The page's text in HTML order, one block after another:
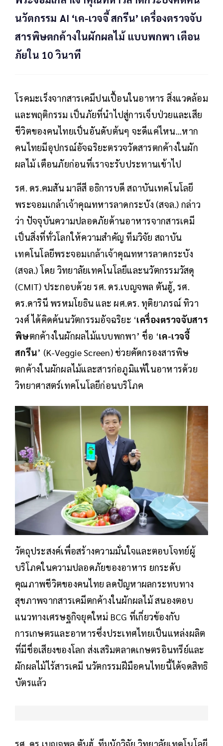
นวัตกรรม AI ‘เค-เวจจี้ สกรีน’ เครื่องตรวจจับ
สารพิษตกค้างในผักผลไม้ แบบพกพา เตือน
ภัยใน 10 วินาที
โรคมะเร็งจากสารเคมีปนเปื้อนในอาหาร สิ่งแวดล้อม
และพฤติกรรม เป็นภัยที่นำไปสู่การเจ็บป่วยและเสีย
ชีวิตของคนไทยเป็นอันดับต้นๆ จะดีแค่ไหน...หาก
คนไทยมีอุปกรณ์อัจฉริยะตรวจวัดสารตกค้างในผัก
ผลไม้ เตือนภัยก่อนที่เราจะรับประทานเข้าไป
รศ. ดร.คมสัน มาลีสี อธิการบดี สถาบันเทคโนโลยี
พระจอมเกล้าเจ้าคุณทหารลาดกระบัง (สจล.) กล่าว
ว่า ปัจจุบันความปลอดภัยด้านอาหารจากสารเคมี
เป็นสิ่งที่ทั่วโลกให้ความสำคัญ ทีมวิจัย สถาบัน
เทคโนโลยีพระจอมเกล้าเจ้าคุณทหารลาดกระบัง
(สจล.) โดย วิทยาลัยเทคโนโลยีและนวัตกรรมวัสดุ
(CMIT) ประกอบด้วย รศ. ดร.เบญจพล ตันฮู้, รศ.
ดร.ดารินี พรหมโยธิน และ ผศ.ดร. ทุติยาภรณ์ ทิวา
วงศ์ ได้คิดค้นนวัตกรรมอัจฉริยะ ‘เครื่องตรวจจับสาร
พิษตกค้างในผักผลไม้แบบพกพา’ ชื่อ ‘เค-เวจจี้
สกรีน’ (K-Veggie Screen) ช่วยคัดกรองสารพิษ
ตกค้างในผักผลไม้และสารก่อภูมิแพ้ในอาหารด้วย
วิทยาศาสตร์เทคโนโลยีก่อนบริโภค
วัตถุประสงค์เพื่อสร้างความมั่นใจและตอบโจทย์ผู้
บริโภคในความปลอดภัยของอาหาร ยกระดับ
คุณภาพชีวิตของคนไทย ลดปัญหาผลกระทบทาง
สุขภาพจากสารเคมีตกค้างในผักผลไม้ สนองตอบ
แนวทางเศรษฐกิจยุคใหม่ BCG ที่เกี่ยวข้องกับ
การเกษตรและอาหารซึ่งประเทศไทยเป็นแหล่งผลิต
ที่มีชื่อเสียงของโลก ส่งเสริมตลาดเกษตรอินทรีย์และ
ผักผลไม้ไร้สารเคมี นวัตกรรมฝีมือคนไทยนี้ได้จดสิทธิ
บัตรแล้ว
รศ. ดร.เบญจพล ตันฮู้ ทีมนักวิจัย วิทยาลัยเทคโนโลยี